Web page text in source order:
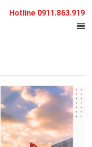
Hotline 0911.863.919